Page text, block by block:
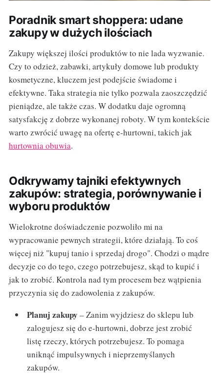
Poradnik smart shoppera: udane
zakupy w dużych ilościach
Zakupy większej ilości produktów to nie lada wyzwanie.
Czy to odzież, zabawki, artykuły domowe lub produkty
kosmetyczne, kluczem jest podejście świadome i
efektywne. Taka strategia nie tylko pozwala zaoszczędzić
pieniądze, ale także czas. W dodatku daje ogromną
satysfakcję z dobrze wykonanej roboty. W tym kontekście
warto zwrócić uwagę na ofertę e-hurtowni, takich jak
hurtownia obuwia.
Odkrywamy tajniki efektywnych
zakupów: strategia, porównywanie i
wyboru produktów
Wielokrotne doświadczenie pozwoliło mi na
wypracowanie pewnych strategii, które działają. To coś
więcej niż "kupuj tanio i sprzedaj drogo". Chodzi o mądre
decyzje co do tego, czego potrzebujesz, skąd to kupić i
jak to zrobić. Kontrola nad tym procesem bez wątpienia
przyczynia się do zadowolenia z zakupów.
Planuj zakupy – Zanim wyjdziesz do sklepu lub
zalogujesz się do e-hurtowni, dobrze jest zrobić
listę rzeczy, których potrzebujesz. To pomaga
uniknąć impulsywnych i nieprzemyślanych
zakupów.